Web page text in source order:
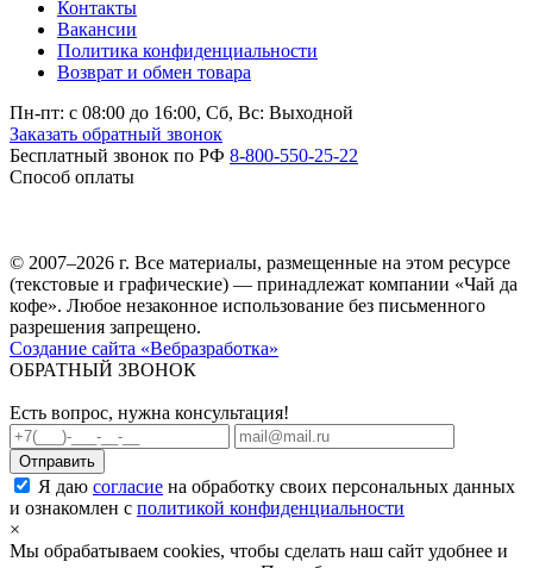
Контакты
Вакансии
Политика конфиденциальности
Возврат и обмен товара
Пн-пт: c 08:00 до 16:00, Сб, Вс: Выходной
Заказать обратный звонок
Бесплатный звонок по РФ 8-800-550-25-22
Способ оплаты
© 2007–2026 г. Все материалы, размещенные на этом ресурсе
(текстовые и графические) — принадлежат компании «Чай да
кофе». Любое незаконное использование без письменного
разрешения запрещено.
Создание сайта «Вебразработка»
ОБРАТНЫЙ ЗВОНОК
Есть вопрос, нужна консультация!
Я даю согласие на обработку своих персональных данных
и ознакомлен с политикой конфиденциальности
×
Мы обрабатываем cookies, чтобы сделать наш сайт удобнее и